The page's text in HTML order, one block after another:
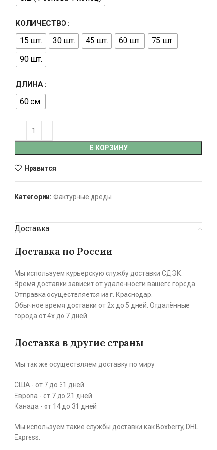
КОЛИЧЕСТВО
15 шт. 30 шт. 45 шт. 60 шт.
75 шт.
90 шт.
ДЛИНА
60 см.
В КОРЗИНУ
Нравится
Категории: Фактурные дреды
Доставка
Доставка по России
Мы используем курьерскую службу доставки СДЭК.
Время доставки зависит от удалённости вашего города.
Отправка осуществляется из г. Краснодар.
Обычное время доставки от 2х до 5 дней. Отдалённые
города от 4х до 7 дней.
Доставка в другие страны
Мы так же осуществляем доставку по миру.
США - от 7 до 31 дней
Европа - от 7 до 21 дней
Канада - от 14 до 31 дней
Мы используем такие службы доставки как Boxberry, DHL
Express.